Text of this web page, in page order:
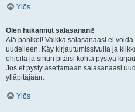
Ylös
Olen hukannut salasanani!
Älä panikoi! Vaikka salasanaasi ei
uudelleen. Käy kirjautumissivulla ja
ohjeita ja sinun pitäisi kohta pystyä
Jos et pysty asettamaan salasanaasi
ylläpitäjään.
Ylös